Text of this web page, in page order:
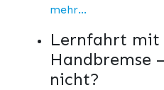
mehr...
Lernfahrt mit
Handbremse
nicht?